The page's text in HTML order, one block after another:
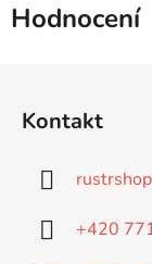
Hodnocení
Kontakt
rustrshop
+420